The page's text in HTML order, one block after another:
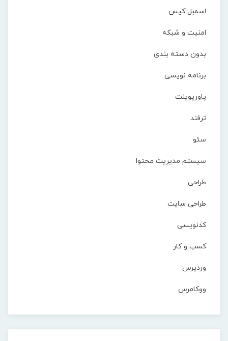
اسمبل کیس
امنیت و شبکه
بدون دسته بندی
برنامه نویسی
پاورپوینت
ترفند
سئو
سیستم مدیریت محتوا
طراحی
طراحی سایت
کدنویسی
کسب و کار
وردپرس
ووکامرس